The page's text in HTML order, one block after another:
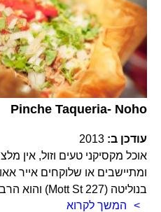
Pinche Taqueria- Noho
עודכן ב: 2013
אוכל מקסיקני טעים וזול, אין
ומתיישבים או שלוקחים אייר
בנוליטה (227 Mott St) והוא הרבה פחות עמוס.
המשך לקרוא